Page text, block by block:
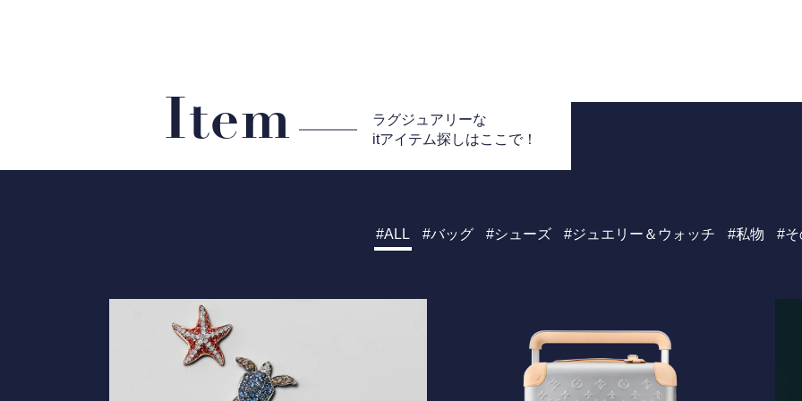
Item
ラグジュアリーな
itアイテム探しはここで！
ALL バッグ シューズ ジュエリー＆ウォッチ 私物 そ